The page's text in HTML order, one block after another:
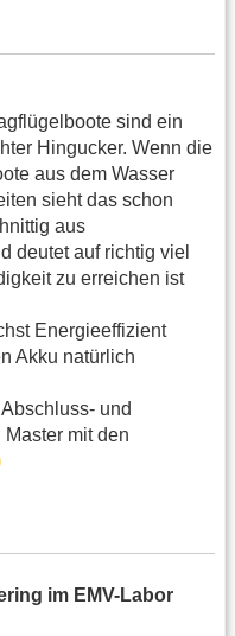
sind ein
Hingucker. Wenn die
aus dem Wasser
sieht das schon
aus
deutet auf richtig viel
zu erreichen ist
Energieeffizient
Akku natürlich
und
mit den
im EMV-Labor